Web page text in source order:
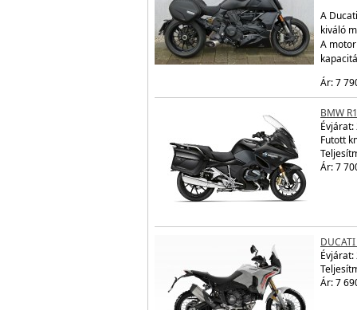
A
kiváló
A
Ár: 7
BMW
Évjárat:
Futott
Ár: 7
DUCATI
Évjárat:
Ár: 7